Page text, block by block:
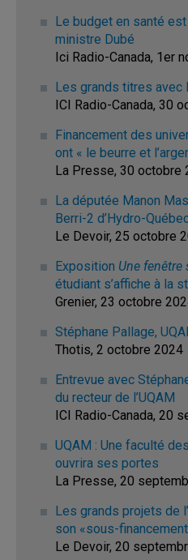
Le budget en santé
ministre Dubé
Ici Radio-Canada, 1er
Les grands titres avec
ICI Radio-Canada, 30
Financement des
ont « le beurre et
La Presse, 30 octobre
La députée Manon
Berri-2 d’Hydro-
Le Devoir, 25 octobre
Exposition Une fenêtre
étudiant s’affiche à la
Grenier, 23 octobre
Stéphane Pallage,
Thotis, 2 octobre 2024
Entrevue avec
du recteur de l’UQAM
ICI Radio-Canada, 20
UQAM : Une faculté
ouvrira ses portes
La Presse, 20
Les grands projets de
son «sous-
Le Devoir, 20